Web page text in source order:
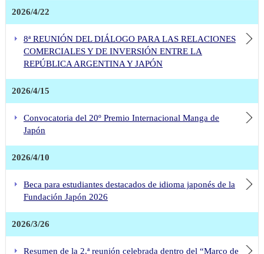
2026/4/22
8ª REUNIÓN DEL DIÁLOGO PARA LAS RELACIONES
COMERCIALES Y DE INVERSIÓN ENTRE LA
REPÚBLICA ARGENTINA Y JAPÓN
2026/4/15
Convocatoria del 20º Premio Internacional Manga de
Japón
2026/4/10
Beca para estudiantes destacados de idioma japonés de la
Fundación Japón 2026
2026/3/26
Resumen de la 2.ª reunión celebrada dentro del “Marco de